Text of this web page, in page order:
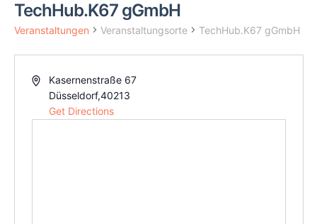
TechHub.K67 gGmbH
Veranstaltungen Veranstaltungsorte TechHub.K67 gGmbH
Kasernenstraße 67
Düsseldorf,40213
Get Directions